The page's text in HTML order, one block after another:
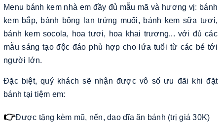
Menu bánh kem nhà em đầy đủ mẫu mã và hương vị: bánh
kem bắp, bánh bông lan trứng muối, bánh kem sữa tươi,
bánh kem socola, hoa tươi, hoa khai trương... với đủ các
mẫu sáng tạo độc đáo phù hợp cho lứa tuổi từ các bé tới
người lớn.
Đặc biệt, quý khách sẽ nhận được vô số ưu đãi khi đặt
bánh tại tiệm em:
👉Được tặng kèm mũ, nến, dao dĩa ăn bánh (trị giá 30K)